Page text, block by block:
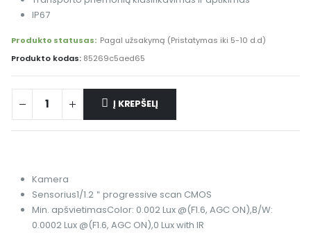
IP67
Produkto statusas: Pagal užsakymą (Pristatymas iki 5-10 d.d)
Produkto kodas: 85269c5aed65
Į KREPŠELĮ
Kamera
Sensorius1/1.2＂progressive scan CMOS
Min. apšvietimasColor: 0.002 Lux @(F1.6, AGC ON),B/W:
0.0002 Lux @(F1.6, AGC ON),0 Lux with IR